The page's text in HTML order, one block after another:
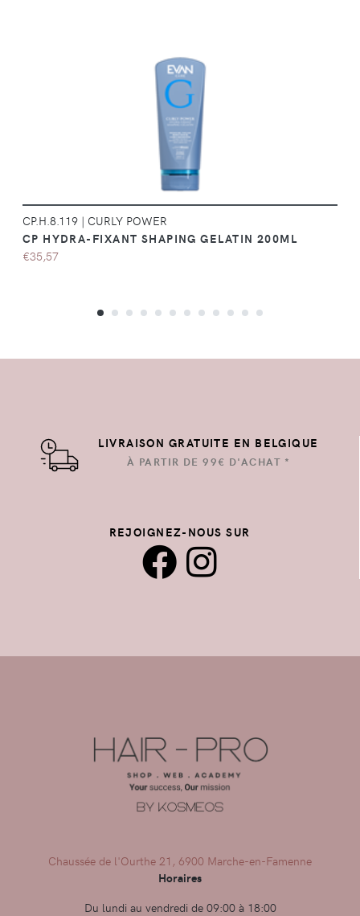
CP.H.8.119 | CURLY POWER
CP HYDRA-FIXANT SHAPING GELATIN 200ML
€35,57
LIVRAISON GRATUITE EN BELGIQUE
À PARTIR DE 99€ D'ACHAT *
REJOIGNEZ-NOUS SUR
Chaussée de l'Ourthe 21, 6900 Marche-en-Famenne
Horaires
Du lundi au vendredi de 09:00 à 18:00